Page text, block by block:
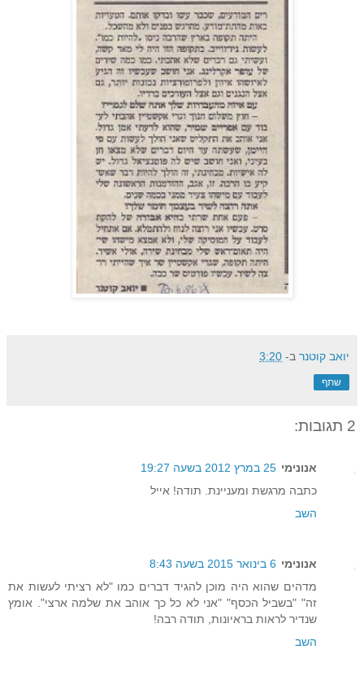
יואב קוטנר ב- 3:20
שתף
2 תגובות:
אנונימי 25 במרץ 2012 בשעה 19:27
כתבה מרגשת ומעניינת. תודה! אייל
השב
אנונימי 6 בינואר 2015 בשעה 8:43
מדהים שהוא היה מוכן להגיד דברים כמו "לא רציתי לעשות את
זה" "בשביל הכסף" "אני לא כל כך אוהב את שלמה ארצי". אומץ
שנדיר לראות בראיונות, תודה רבה!
השב